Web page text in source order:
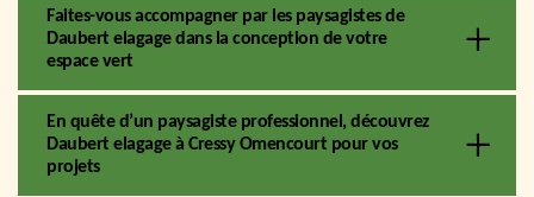
Faites-vous accompagner par les paysagistes de
Daubert elagage dans la conception de votre
espace vert
En quête d’un paysagiste professionnel, découvrez
Daubert elagage à Cressy Omencourt pour vos
projets